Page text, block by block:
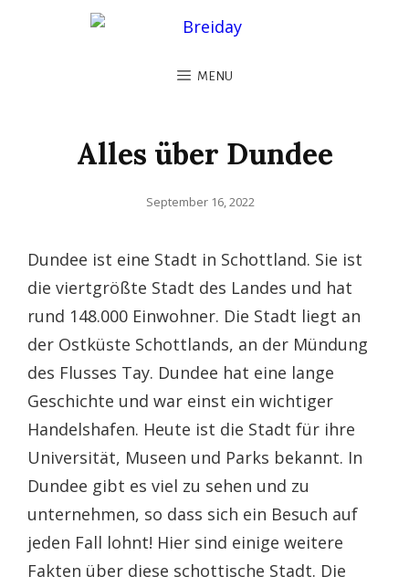
MENU
Alles über Dundee
Posted
September 16, 2022
Dundee ist eine Stadt in Schottland. Sie ist
die viertgrößte Stadt des Landes und hat
rund 148.000 Einwohner. Die Stadt liegt an
der Ostküste Schottlands, an der Mündung
des Flusses Tay. Dundee hat eine lange
Geschichte und war einst ein wichtiger
Handelshafen. Heute ist die Stadt für ihre
Universität, Museen und Parks bekannt. In
Dundee gibt es viel zu sehen und zu
unternehmen, so dass sich ein Besuch auf
jeden Fall lohnt! Hier sind einige weitere
Fakten über diese schottische Stadt. Die